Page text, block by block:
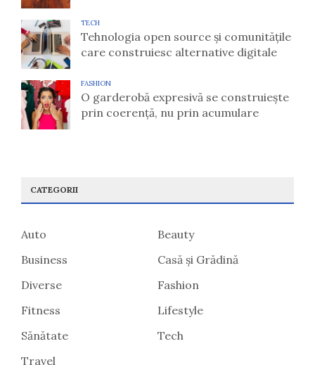
TECH
Tehnologia open source și comunitățile
care construiesc alternative digitale
FASHION
O garderobă expresivă se construiește
prin coerență, nu prin acumulare
CATEGORII
Auto
Beauty
Business
Casă și Grădină
Diverse
Fashion
Fitness
Lifestyle
Sănătate
Tech
Travel